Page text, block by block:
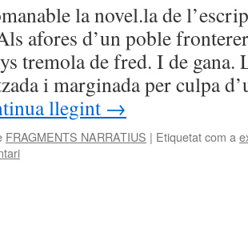
la novel.la de
afores d’un poble
tremola de fred. I de gana.
i marginada per culpa
llegint →
FRAGMENTS NARRATIUS | Etiquetat com a